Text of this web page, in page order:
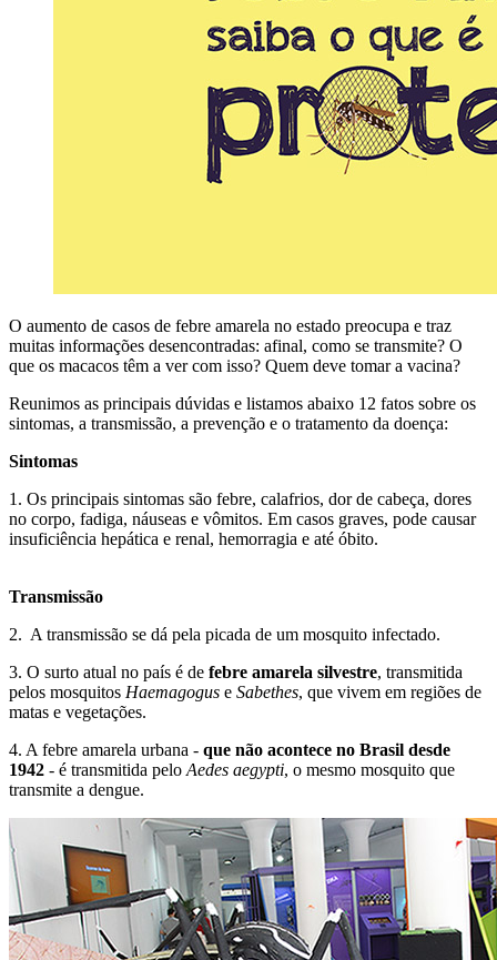
O aumento de casos de febre amarela no estado preocupa e traz
muitas informações desencontradas: afinal, como se transmite? O
que os macacos têm a ver com isso? Quem deve tomar a vacina?
Reunimos as principais dúvidas e listamos abaixo 12 fatos sobre os
sintomas, a transmissão, a prevenção e o tratamento da doença:
Sintomas
1. Os principais sintomas são febre, calafrios, dor de cabeça, dores
no corpo, fadiga, náuseas e vômitos. Em casos graves, pode causar
insuficiência hepática e renal, hemorragia e até óbito.
Transmissão
2. A transmissão se dá pela picada de um mosquito infectado.
3. O surto atual no país é de febre amarela silvestre, transmitida
pelos mosquitos Haemagogus e Sabethes, que vivem em regiões de
matas e vegetações.
4. A febre amarela urbana - que não acontece no Brasil desde
1942 - é transmitida pelo Aedes aegypti, o mesmo mosquito que
transmite a dengue.